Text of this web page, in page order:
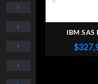
IBM SAS
$